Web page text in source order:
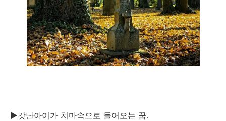
▶갓난아이가 치마속으로 들어오는 꿈.